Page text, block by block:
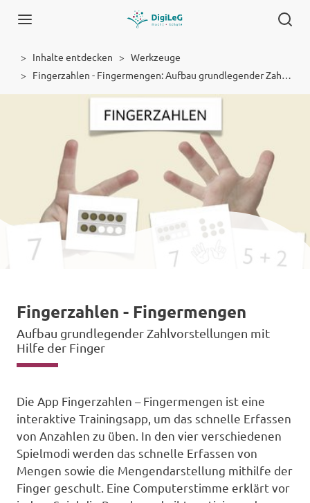
Inhalte entdecken
Werkzeuge
Fingerzahlen - Fingermengen: Aufbau grundlegender Zahlvorstellungen mit Hilfe der Finger
Werkzeug
Fingerzahlen - Fingermengen
Aufbau grundlegender Zahlvorstellungen mit
Hilfe der Finger
Die App Fingerzahlen – Fingermengen ist eine
interaktive Trainingsapp, um das schnelle Erfassen
von Anzahlen zu üben. In den vier verschiedenen
Spielmodi werden das schnelle Erfassen von
Mengen sowie die Mengendarstellung mithilfe der
Finger geschult. Eine Computerstimme erklärt vor